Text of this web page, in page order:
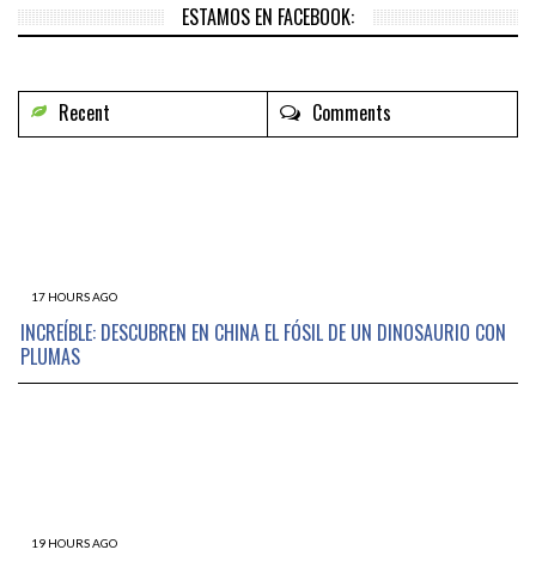
ESTAMOS EN FACEBOOK:
Recent Comments
17 HOURS AGO
INCREÍBLE: DESCUBREN EN CHINA EL FÓSIL DE UN DINOSAURIO CON
PLUMAS
19 HOURS AGO